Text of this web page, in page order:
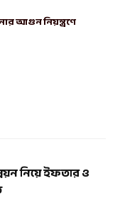
আগুন নিয়ন্ত্রণে
নিয়ে ইফতার ও